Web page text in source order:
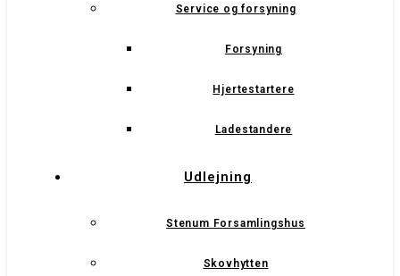
Service og forsyning
Forsyning
Hjertestartere
Ladestandere
Udlejning
Stenum Forsamlingshus
Skovhytten